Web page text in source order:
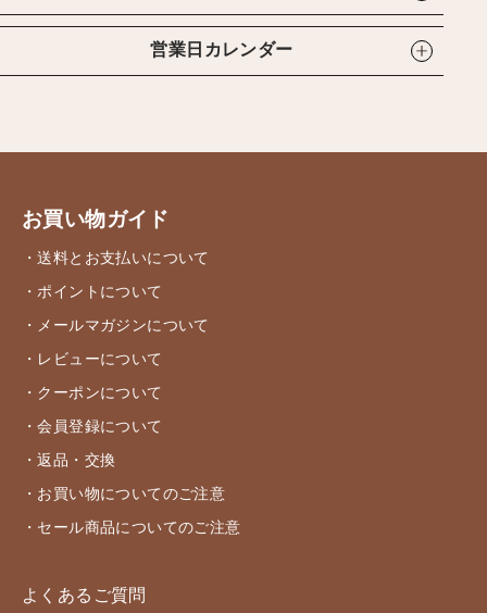
営業日カレンダー
お買い物ガイド
・送料とお支払いについて
・ポイントについて
・メールマガジンについて
・レビューについて
・クーポンについて
・会員登録について
・返品・交換
・お買い物についてのご注意
・セール商品についてのご注意
よくあるご質問